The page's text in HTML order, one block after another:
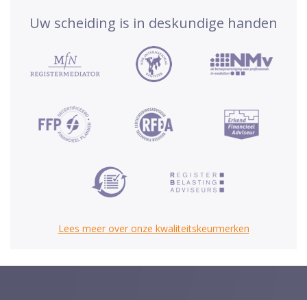
Uw scheiding is in deskundige handen
Lees meer over onze kwaliteitskeurmerken